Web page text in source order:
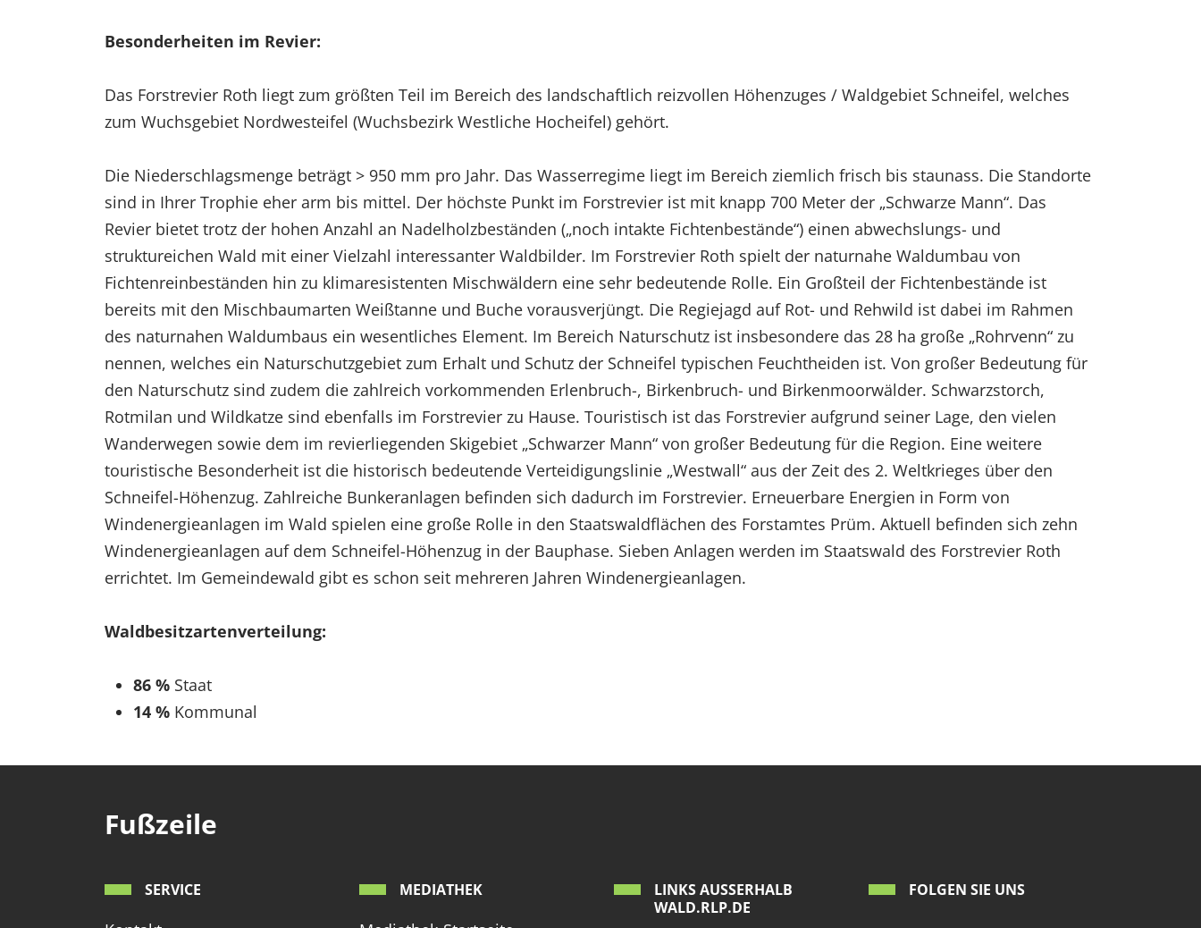
Besonderheiten im Revier:
Das Forstrevier Roth liegt zum größten Teil im Bereich des landschaftlich reizvollen Höhenzuges / Waldgebiet Schneifel, welches
zum Wuchsgebiet Nordwesteifel (Wuchsbezirk Westliche Hocheifel) gehört.
Die Niederschlagsmenge beträgt > 950 mm pro Jahr. Das Wasserregime liegt im Bereich ziemlich frisch bis staunass. Die Standorte
sind in Ihrer Trophie eher arm bis mittel. Der höchste Punkt im Forstrevier ist mit knapp 700 Meter der „Schwarze Mann“. Das
Revier bietet trotz der hohen Anzahl an Nadelholzbeständen („noch intakte Fichtenbestände“) einen abwechslungs- und
struktureichen Wald mit einer Vielzahl interessanter Waldbilder. Im Forstrevier Roth spielt der naturnahe Waldumbau von
Fichtenreinbeständen hin zu klimaresistenten Mischwäldern eine sehr bedeutende Rolle. Ein Großteil der Fichtenbestände ist
bereits mit den Mischbaumarten Weißtanne und Buche vorausverjüngt. Die Regiejagd auf Rot- und Rehwild ist dabei im Rahmen
des naturnahen Waldumbaus ein wesentliches Element. Im Bereich Naturschutz ist insbesondere das 28 ha große „Rohrvenn“ zu
nennen, welches ein Naturschutzgebiet zum Erhalt und Schutz der Schneifel typischen Feuchtheiden ist. Von großer Bedeutung für
den Naturschutz sind zudem die zahlreich vorkommenden Erlenbruch-, Birkenbruch- und Birkenmoorwälder. Schwarzstorch,
Rotmilan und Wildkatze sind ebenfalls im Forstrevier zu Hause. Touristisch ist das Forstrevier aufgrund seiner Lage, den vielen
Wanderwegen sowie dem im revierliegenden Skigebiet „Schwarzer Mann“ von großer Bedeutung für die Region. Eine weitere
touristische Besonderheit ist die historisch bedeutende Verteidigungslinie „Westwall“ aus der Zeit des 2. Weltkrieges über den
Schneifel-Höhenzug. Zahlreiche Bunkeranlagen befinden sich dadurch im Forstrevier. Erneuerbare Energien in Form von
Windenergieanlagen im Wald spielen eine große Rolle in den Staatswaldflächen des Forstamtes Prüm. Aktuell befinden sich zehn
Windenergieanlagen auf dem Schneifel-Höhenzug in der Bauphase. Sieben Anlagen werden im Staatswald des Forstrevier Roth
errichtet. Im Gemeindewald gibt es schon seit mehreren Jahren Windenergieanlagen.
Waldbesitzartenverteilung:
86 % Staat
14 % Kommunal
Fußzeile
SERVICE MEDIATHEK
LINKS AUSSERHALB W
ALD.RLP.DE
FOLGEN SIE UNS